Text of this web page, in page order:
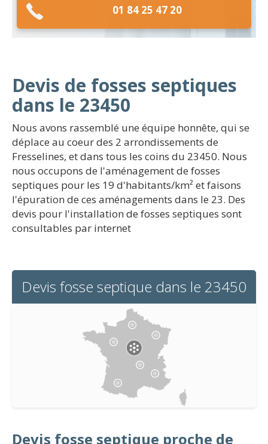
01 84 25 47 20
Devis de fosses septiques
dans le 23450
Nous avons rassemblé une équipe honnête, qui se
déplace au coeur des 2 arrondissements de
Fresselines, et dans tous les coins du 23450. Nous
nous occupons de l'aménagement de fosses
septiques pour les 19 d'habitants/km² et faisons
l'épuration de ces aménagements dans le 23. Des
devis pour l'installation de fosses septiques sont
consultables par internet
Devis fosse septique dans le 23450
Devis fosse septique proche de